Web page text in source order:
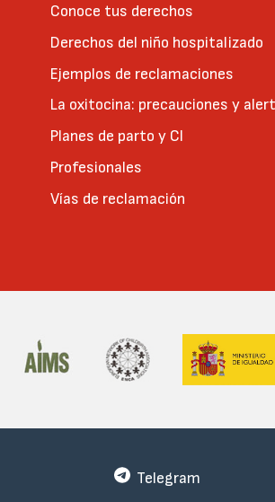
Conoce tus derechos
Derechos del niño hospitalizado
Ejemplos de reclamaciones
La oxitocina: precauciones y
Planes de parto y CI
Profesionales
Vías de reclamación
Telegram